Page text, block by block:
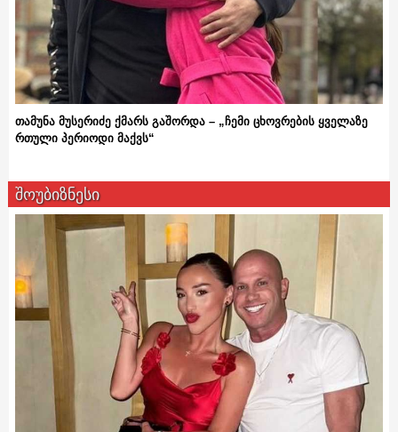
თამუნა მუსერიძე ქმარს გაშორდა – „ჩემი ცხოვრების ყველაზე
რთული პერიოდი მაქვს“
შოუბიზნესი